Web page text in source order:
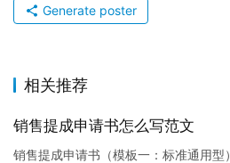
Generate poster
相关推荐
销售提成申请书怎么写范文
销售提成申请书（模板一：标准通用